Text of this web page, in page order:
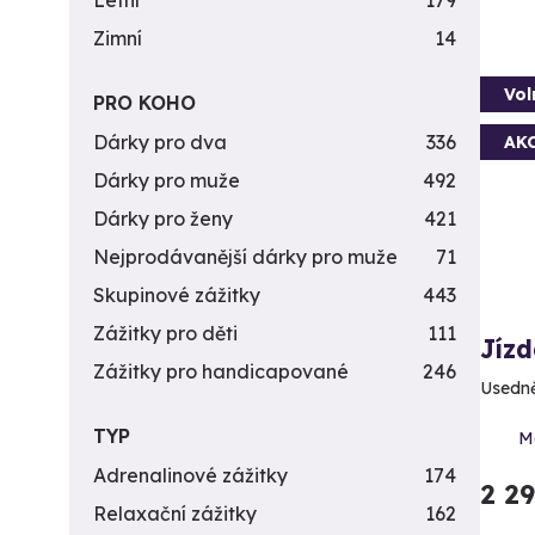
2
Zimní
14
PRO KOHO
Dárky pro dva
336
Dárky pro muže
492
Dárky pro ženy
421
Nejprodávanější dárky pro muže
71
Skupinové zážitky
443
Zážitky pro děti
111
Zážitky pro handicapované
246
TYP
Adrenalinové zážitky
174
Relaxační zážitky
162